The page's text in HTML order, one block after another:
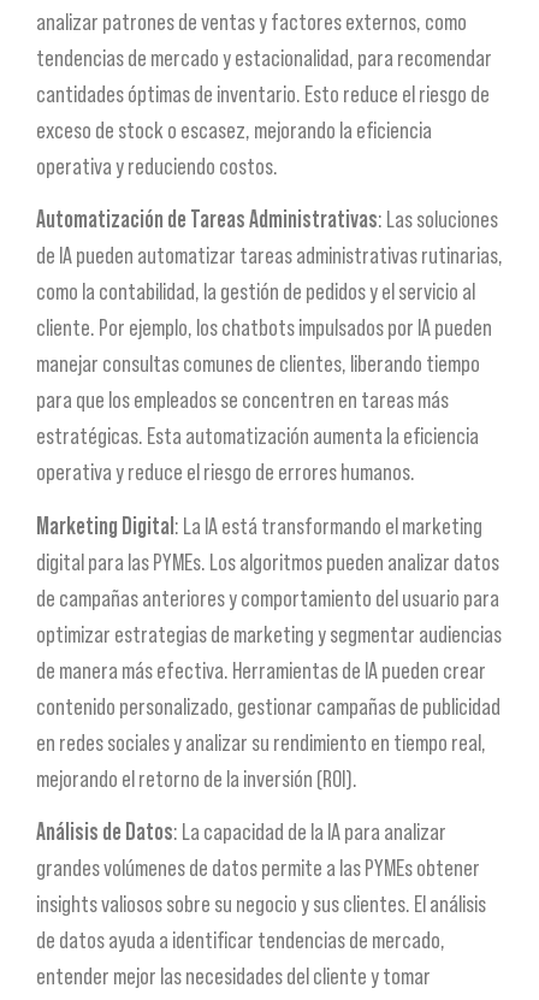
analizar patrones de ventas y factores externos, como
tendencias de mercado y estacionalidad, para recomendar
cantidades óptimas de inventario. Esto reduce el riesgo de
exceso de stock o escasez, mejorando la eficiencia
operativa y reduciendo costos.
Automatización de Tareas Administrativas: Las soluciones
de IA pueden automatizar tareas administrativas rutinarias,
como la contabilidad, la gestión de pedidos y el servicio al
cliente. Por ejemplo, los chatbots impulsados por IA pueden
manejar consultas comunes de clientes, liberando tiempo
para que los empleados se concentren en tareas más
estratégicas. Esta automatización aumenta la eficiencia
operativa y reduce el riesgo de errores humanos.
Marketing Digital : La IA está transformando el marketing
digital para las PYMEs. Los algoritmos pueden analizar datos
de campañas anteriores y comportamiento del usuario para
optimizar estrategias de marketing y segmentar audiencias
de manera más efectiva. Herramientas de IA pueden crear
contenido personalizado, gestionar campañas de publicidad
en redes sociales y analizar su rendimiento en tiempo real,
mejorando el retorno de la inversión (ROI).
Análisis de Datos: La capacidad de la IA para analizar
grandes volúmenes de datos permite a las PYMEs obtener
insights valiosos sobre su negocio y sus clientes. El análisis
de datos ayuda a identificar tendencias de mercado,
entender mejor las necesidades del cliente y tomar